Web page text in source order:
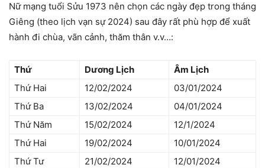
Nữ mạng tuổi Sửu 1973 nên chọn các ngày đẹp trong tháng
Giêng (theo lịch vạn sự 2024) sau đây rất phù hợp để xuất
hành đi chùa, vãn cảnh, thăm thân v.v…:
Thứ Dương Lịch
Âm Lịch
Thứ Hai
12/02/2024
03/01/2024
Thứ Ba
13/02/2024
04/01/2024
Thứ Năm
15/02/2024
12/1/2024
Thứ Hai
19/02/2024
10/01/2024
Thứ Tư
21/02/2024
12/01/2024